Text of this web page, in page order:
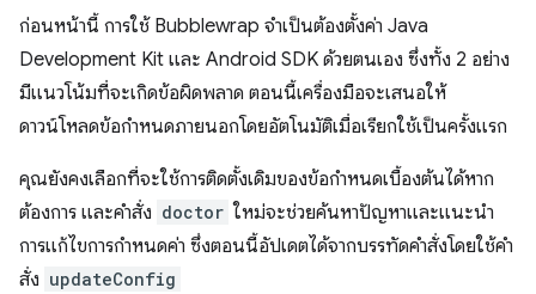
ก่อนหน้านี้ การใช้ Bubblewrap จำเป็นต้องตั้งค่า Java
Development Kit และ Android SDK ด้วยตนเอง ซึ่งทั้ง 2 อย่าง
มีแนวโน้มที่จะเกิดข้อผิดพลาด ตอนนี้เครื่องมือจะเสนอให้
ดาวน์โหลดข้อกำหนดภายนอกโดยอัตโนมัติเมื่อเรียกใช้เป็นครั้งแรก
คุณยังคงเลือกที่จะใช้การติดตั้งเดิมของข้อกำหนดเบื้องต้นได้หาก
ต้องการ และคำสั่ง doctor ใหม่จะช่วยค้นหาปัญหาและแนะนำ
การแก้ไขการกําหนดค่า ซึ่งตอนนี้อัปเดตได้จากบรรทัดคําสั่งโดยใช้คํา
สั่ง updateConfig